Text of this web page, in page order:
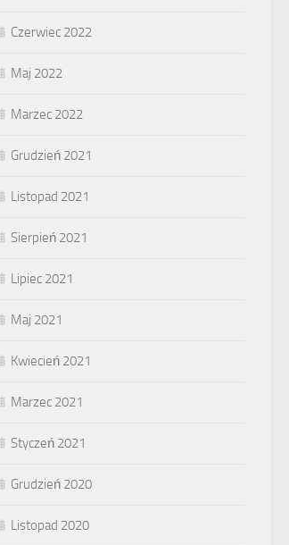
Czerwiec 2022
Maj 2022
Marzec 2022
Grudzień 2021
Listopad 2021
Sierpień 2021
Lipiec 2021
Maj 2021
Kwiecień 2021
Marzec 2021
Styczeń 2021
Grudzień 2020
Listopad 2020